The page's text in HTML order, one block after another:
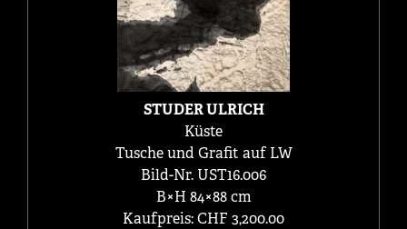
STUDER ULRICH
Küste
Tusche und Grafit auf LW
Bild-Nr. UST16.006
B×H 84×88 cm
Kaufpreis: CHF 3,200.00